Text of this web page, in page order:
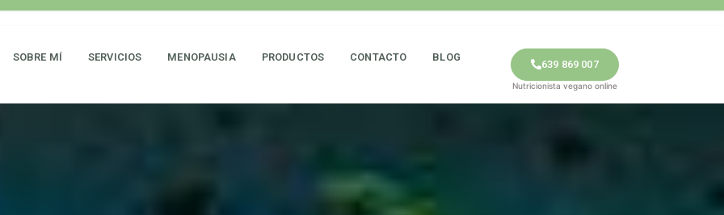
SOBRE MÍ SERVICIOS MENOPAUSIA PRODUCTOS CONTACTO BLOG
639 869 007
Nutricionista vegano online